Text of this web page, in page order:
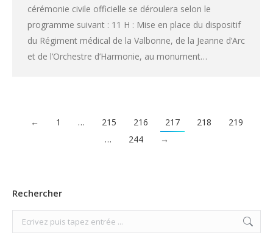
cérémonie civile officielle se déroulera selon le
programme suivant : 11 H : Mise en place du dispositif
du Régiment médical de la Valbonne, de la Jeanne d’Arc
et de l’Orchestre d’Harmonie, au monument…
← 1 … 215 216 217 218
219
…
244 →
Rechercher
Search: